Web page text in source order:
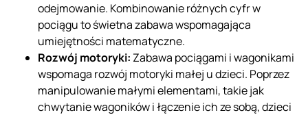
odejmowanie. Kombinowanie różnych cyfr w
pociągu to świetna zabawa wspomagająca
umiejętności matematyczne.
Rozwój motoryki: Zabawa pociągami i wagonikami
wspomaga rozwój motoryki małej u dzieci. Poprzez
manipulowanie małymi elementami, takie jak
chwytanie wagoników i łączenie ich ze sobą, dzieci